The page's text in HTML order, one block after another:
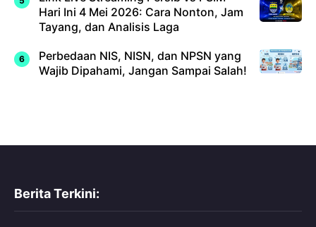
Hari Ini 4 Mei 2026: Cara Nonton, Jam
Tayang, dan Analisis Laga
Perbedaan NIS, NISN, dan NPSN yang
Wajib Dipahami, Jangan Sampai Salah!
Berita Terkini: